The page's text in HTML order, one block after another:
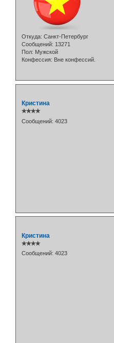
Откуда: Санкт-Петербург
Сообщений: 13271
Пол: Мужской
Конфессия: Вне конфессий.
Кристина
✯✯✯✯
Сообщений: 4023
Кристина
✯✯✯✯
Сообщений: 4023